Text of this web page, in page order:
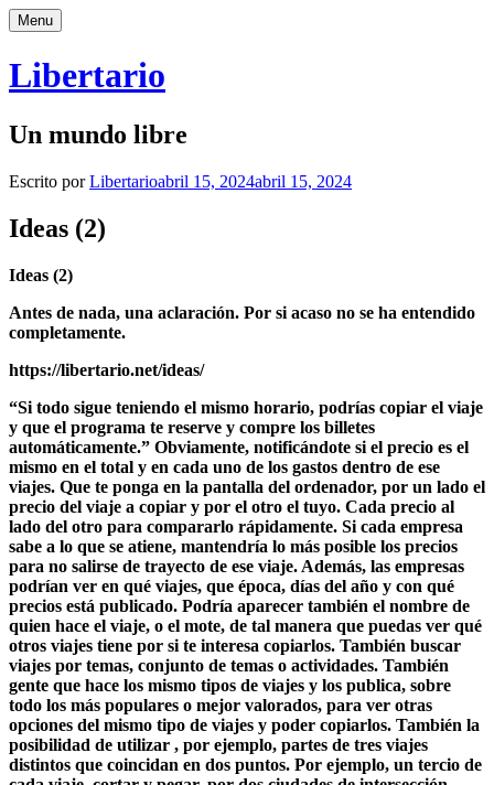
Saltar
al
Menu
Libertario
Un mundo libre
Escrito porLibertarioabril 15, 2024abril 15, 2024
Ideas (2)
Ideas (2)
Antes de nada, una aclaración. Por si acaso no se ha entendido
completamente.
https://libertario.net/ideas/
“Si todo sigue teniendo el mismo horario, podrías copiar el viaje
y que el programa te reserve y compre los billetes
automáticamente.” Obviamente, notificándote si el precio es el
mismo en el total y en cada uno de los gastos dentro de ese
viajes. Que te ponga en la pantalla del ordenador, por un lado el
precio del viaje a copiar y por el otro el tuyo. Cada precio al
lado del otro para compararlo rápidamente. Si cada empresa
sabe a lo que se atiene, mantendría lo más posible los precios
para no salirse de trayecto de ese viaje. Además, las empresas
podrían ver en qué viajes, que época, días del año y con qué
precios está publicado. Podría aparecer también el nombre de
quien hace el viaje, o el mote, de tal manera que puedas ver qué
otros viajes tiene por si te interesa copiarlos. También buscar
viajes por temas, conjunto de temas o actividades. También
gente que hace los mismo tipos de viajes y los publica, sobre
todo los más populares o mejor valorados, para ver otras
opciones del mismo tipo de viajes y poder copiarlos. También la
posibilidad de utilizar , por ejemplo, partes de tres viajes
distintos que coincidan en dos puntos. Por ejemplo, un tercio de